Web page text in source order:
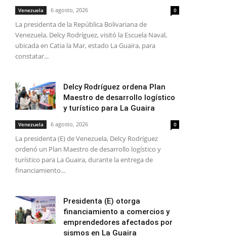
Venezuela 6 agosto, 2026 0
La presidenta de la República Bolivariana de
Venezuela, Delcy Rodríguez, visitó la Escuela Naval,
ubicada en Catia la Mar, estado La Guaira, para
constatar...
Delcy Rodríguez ordena Plan
Maestro de desarrollo logístico
y turístico para La Guaira
Venezuela 6 agosto, 2026 0
La presidenta (E) de Venezuela, Delcy Rodríguez
ordenó un Plan Maestro de desarrollo logístico y
turístico para La Guaira, durante la entrega de
financiamiento...
Presidenta (E) otorga
financiamiento a comercios y
emprendedores afectados por
sismos en La Guaira